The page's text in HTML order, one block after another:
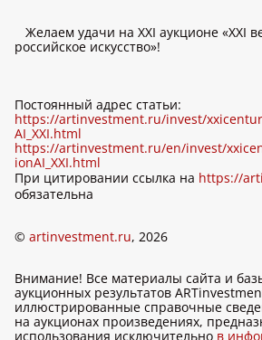
Желаем удачи на XXI аукционе «XXI
российское искусство»!
Постоянный адрес статьи:
https://artinvestment.ru/invest/
AI_XXI.html
https://artinvestment.ru/en/invest/
ionAI_XXI.html
При цитировании ссылка на https://
обязательна
© artinvestment.ru, 2026
Внимание! Все материалы сайта и
аукционных результатов
иллюстрированные справочные
на аукционах произведениях,
использования исключительно в